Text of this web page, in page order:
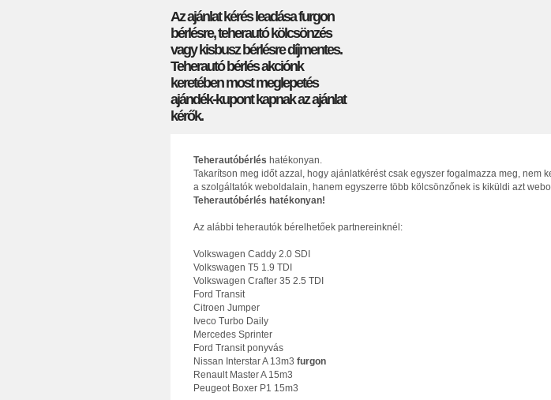
Az ajánlat kérés leadása furgon
bérlésre, teherautó kölcsönzés
vagy kisbusz bérlésre díjmentes.
Teherautó bérlés akciónk
keretében most meglepetés
ajándék-kupont kapnak az ajánlat
kérők.
Teherautóbérlés hatékonyan.
Takarítson meg időt azzal, hogy ajánlatkérést csak egyszer fogalmazza meg, nem
a szolgáltatók weboldalain, hanem egyszerre több kölcsönzőnek is kiküldi azt
Teherautóbérlés hatékonyan!
Az alábbi teherautók bérelhetőek partnereinknél:
Volkswagen Caddy 2.0 SDI
Volkswagen T5 1.9 TDI
Volkswagen Crafter 35 2.5 TDI
Ford Transit
Citroen Jumper
Iveco Turbo Daily
Mercedes Sprinter
Ford Transit ponyvás
Nissan Interstar A 13m3 furgon
Renault Master A 15m3
Peugeot Boxer P1 15m3